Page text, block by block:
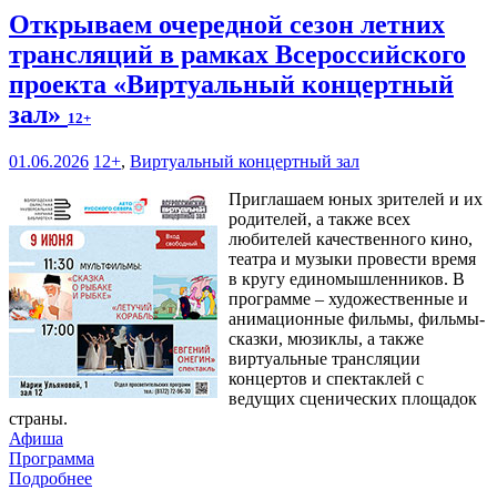
Открываем очередной сезон летних
трансляций в рамках Всероссийского
проекта «Виртуальный концертный
зал» 12+
01.06.2026 12+, Виртуальный концертный зал
Приглашаем юных зрителей и их
родителей, а также всех
любителей качественного кино,
театра и музыки провести время
в кругу единомышленников. В
программе – художественные и
анимационные фильмы, фильмы-
сказки, мюзиклы, а также
виртуальные трансляции
концертов и спектаклей с
ведущих сценических площадок
страны.
Афиша
Программа
Подробнее